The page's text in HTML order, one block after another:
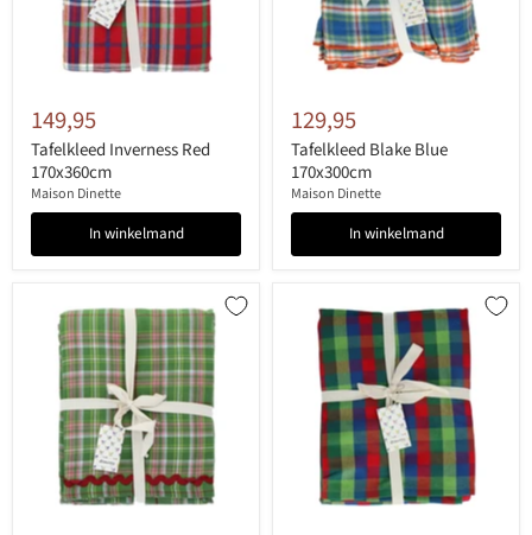
149,95
Tafelkleed Inverness Red
170x360cm
Maison Dinette
In winkelmand
129,95
Tafelkleed Blake Blue
170x300cm
Maison Dinette
In winkelmand